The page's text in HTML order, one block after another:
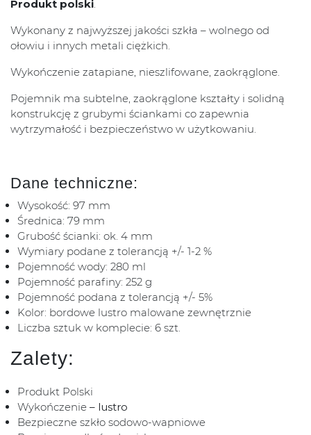
Produkt polski.
Wykonany z najwyższej jakości szkła – wolnego od
ołowiu i innych metali ciężkich.
Wykończenie zatapiane, nieszlifowane, zaokrąglone.
Pojemnik ma subtelne, zaokrąglone kształty i solidną
konstrukcję z grubymi ściankami co zapewnia
wytrzymałość i bezpieczeństwo w użytkowaniu.
Dane techniczne:
Wysokość: 97 mm
Średnica: 79 mm
Grubość ścianki: ok. 4 mm
Wymiary podane z tolerancją +/- 1-2 %
Pojemność wody: 280 ml
Pojemność parafiny: 252 g
Pojemność podana z tolerancją +/- 5%
Kolor: bordowe lustro malowane zewnętrznie
Liczba sztuk w komplecie: 6 szt.
Zalety:
Produkt Polski
Wykończenie – lustro
Bezpieczne szkło sodowo-wapniowe